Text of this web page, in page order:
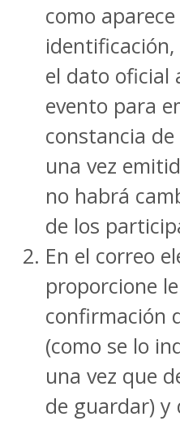
como
el dato oficial
evento para
constancia
una vez
no habrá
de los
En el correo
proporcione
confirmación
(como se lo
una vez que
de guardar) y